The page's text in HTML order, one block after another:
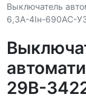
Выключатель
6,3А-4Iн-690AC-
29В-